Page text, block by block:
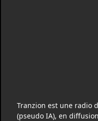
Tranzion est une radio
(pseudo IA), en